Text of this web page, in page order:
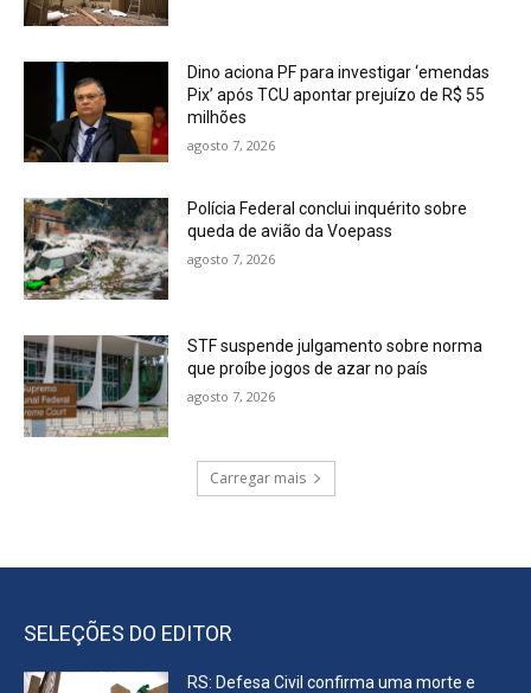
Dino aciona PF para investigar ‘emendas
Pix’ após TCU apontar prejuízo de R$ 55
milhões
agosto 7, 2026
Polícia Federal conclui inquérito sobre
queda de avião da Voepass
agosto 7, 2026
STF suspende julgamento sobre norma
que proíbe jogos de azar no país
agosto 7, 2026
Carregar mais
SELEÇÕES DO EDITOR
RS: Defesa Civil confirma uma morte e